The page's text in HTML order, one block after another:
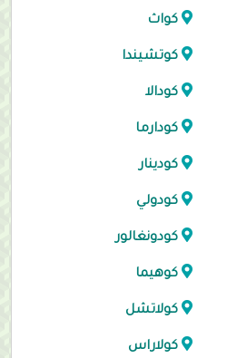
كواث
كوتشيندا
كودالا
كودارما
كودينار
كودولي
كودونغالور
كوهيما
كولاتشل
كولاراس